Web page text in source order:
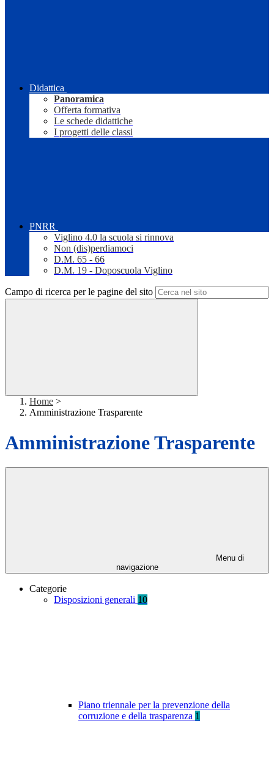
Didattica
Panoramica
Offerta formativa
Le schede didattiche
I progetti delle classi
PNRR
Viglino 4.0 la scuola si rinnova
Non (dis)perdiamoci
D.M. 65 - 66
D.M. 19 - Doposcuola Viglino
Campo di ricerca per le pagine del sito
Home >
Amministrazione Trasparente
Amministrazione Trasparente
Menu di
navigazione
Categorie
Disposizioni generali 10
Piano triennale per la prevenzione della
corruzione e della trasparenza 1